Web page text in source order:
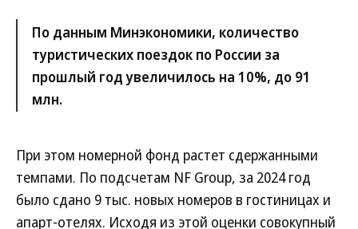
По данным Минэкономики, количество
туристических поездок по России за
прошлый год увеличилось на 10%, до 91
млн.
При этом номерной фонд растет сдержанными
темпами. По подсчетам NF Group, за 2024 год
было сдано 9 тыс. новых номеров в гостиницах и
апарт-отелях. Исходя из этой оценки совокупный